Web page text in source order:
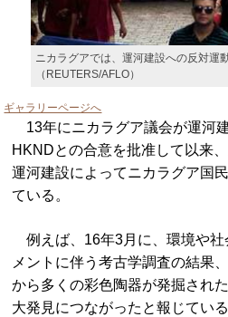
ニカラグアでは、運河建設への反対運
（REUTERS/AFLO）
ギャラリーページへ
13年にニカラグア議会が運河
HKNDとの合意を批准して以来
運河建設によってニカラグア国
ている。
例えば、16年3月に、環境や社
メントに伴う考古学調査の結果
から多くの彩色陶器が発掘され
大発見につながったと報じてい